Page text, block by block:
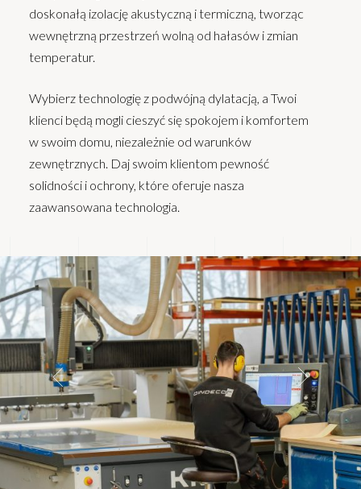
doskonałą izolację akustyczną i termiczną, tworząc
wewnętrzną przestrzeń wolną od hałasów i zmian
temperatur.
Wybierz technologię z podwójną dylatacją, a Twoi
klienci będą mogli cieszyć się spokojem i komfortem
w swoim domu, niezależnie od warunków
zewnętrznych. Daj swoim klientom pewność
solidności i ochrony, które oferuje nasza
zaawansowana technologia.